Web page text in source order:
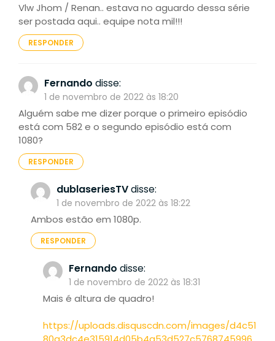
Vlw Jhom / Renan.. estava no aguardo dessa série
ser postada aqui.. equipe nota mil!!!
RESPONDER
Fernando disse:
1 de novembro de 2022 às 18:20
Alguém sabe me dizer porque o primeiro episódio
está com 582 e o segundo episódio está com
1080?
RESPONDER
dublaseriesTVdisse:
1 de novembro de 2022 às 18:22
Ambos estão em 1080p.
RESPONDER
Fernando disse:
1 de novembro de 2022 às 18:31
Mais é altura de quadro!
https://uploads.disquscdn.com/images/d4c51